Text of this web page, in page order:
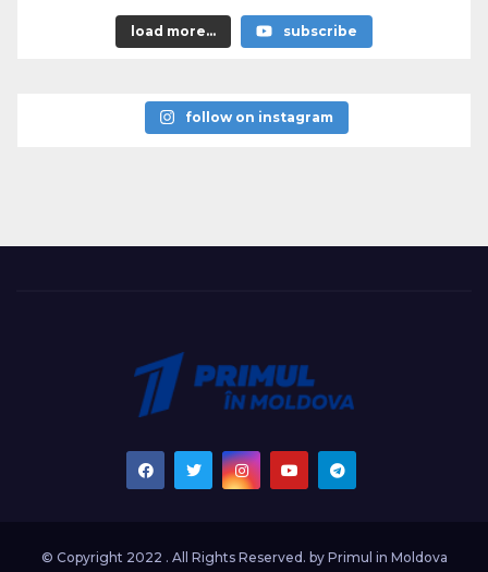
load more... subscribe
follow on instagram
© Copyright 2022 . All Rights Reserved. by Primul in Moldova